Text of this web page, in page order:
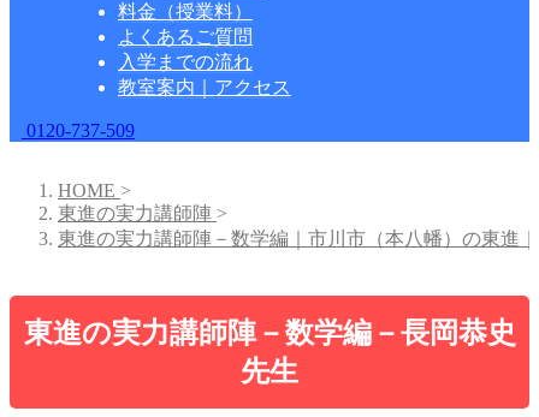
料金（授業料）
よくあるご質問
入学までの流れ
教室案内｜アクセス
0120-737-509
HOME >
東進の実力講師陣 >
東進の実力講師陣－数学編｜市川市（本八幡）の東進
東進の実力講師陣－数学編－長岡恭史
先生